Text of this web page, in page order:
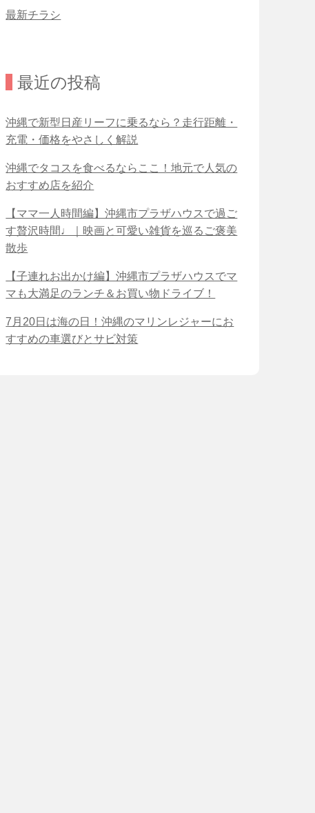
最新チラシ
最近の投稿
沖縄で新型日産リーフに乗るなら？走行距離・
充電・価格をやさしく解説
沖縄でタコスを食べるならここ！地元で人気の
おすすめ店を紹介
【ママ一人時間編】沖縄市プラザハウスで過ご
す贅沢時間♩｜映画と可愛い雑貨を巡るご褒美
散歩
【子連れお出かけ編】沖縄市プラザハウスでマ
マも大満足のランチ＆お買い物ドライブ！
7月20日は海の日！沖縄のマリンレジャーにお
すすめの車選びとサビ対策